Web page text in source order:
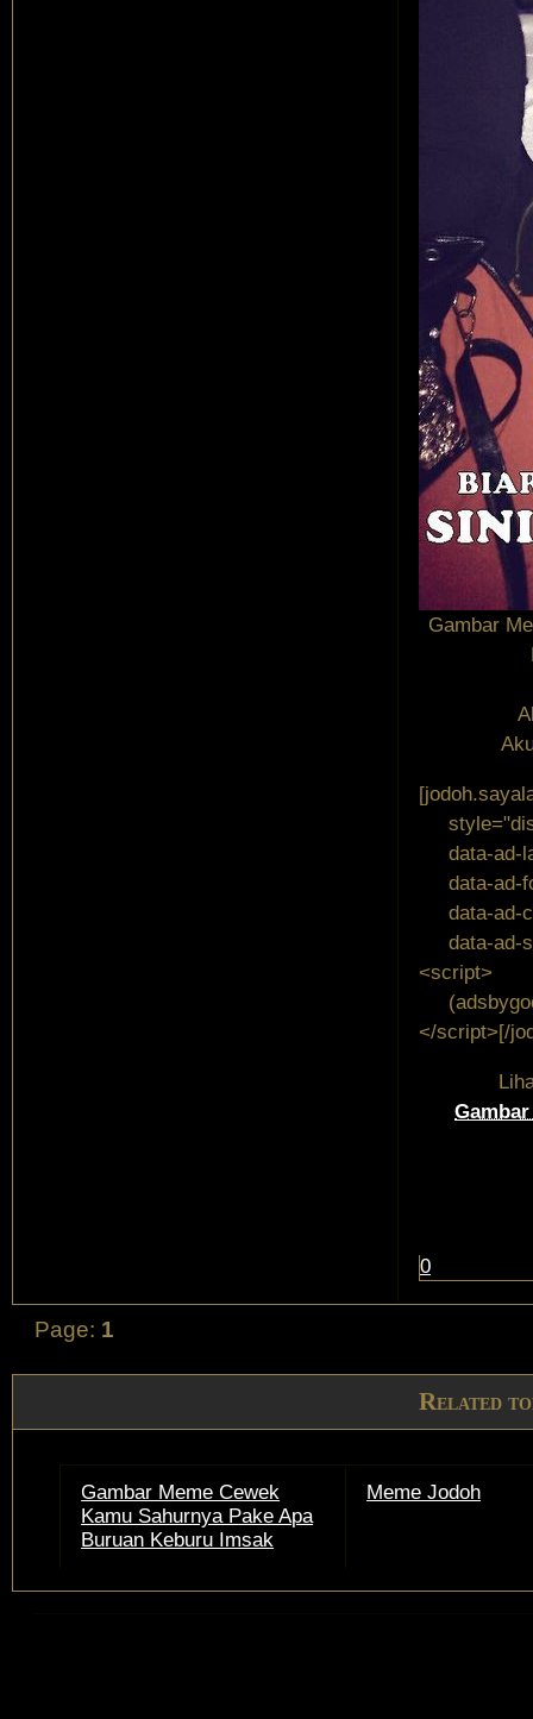
Gambar
data-ad-
data-ad-
data-ad-
data-ad-
<script>
</script>[/
0
Page: 1
Related
Gambar Meme Cewek
Kamu Sahurnya Pake Apa
Buruan Keburu Imsak
Meme Jodoh